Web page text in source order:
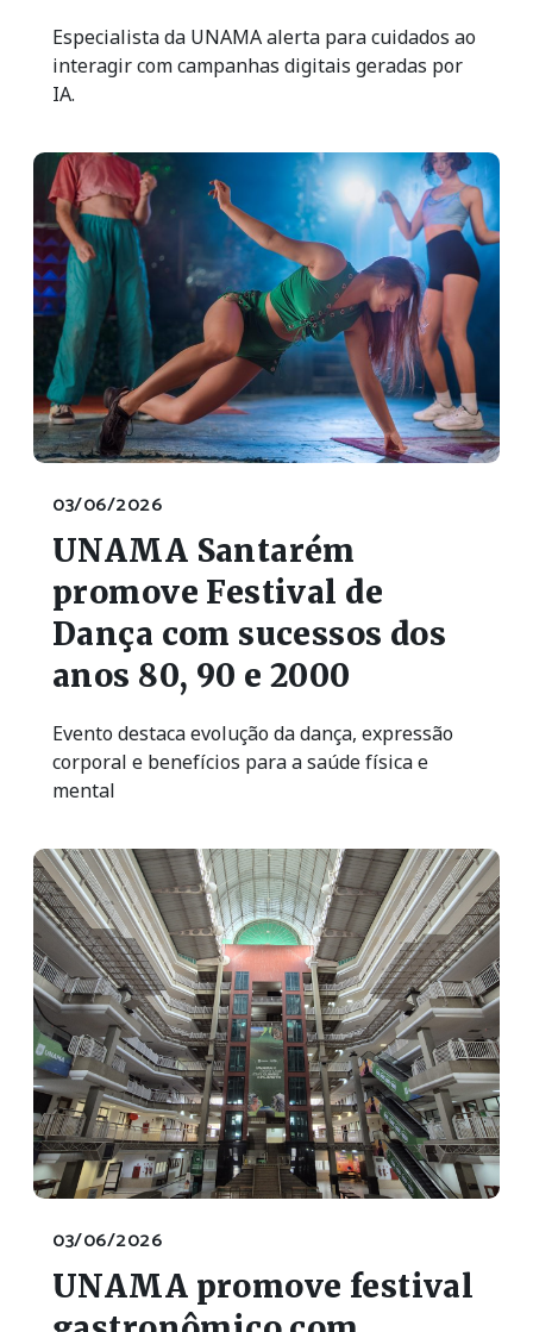
Especialista da UNAMA alerta para cuidados ao
interagir com campanhas digitais geradas por
IA.
03/06/2026
UNAMA Santarém
promove Festival de
Dança com sucessos dos
anos 80, 90 e 2000
Evento destaca evolução da dança, expressão
corporal e benefícios para a saúde física e
mental
03/06/2026
UNAMA promove festival